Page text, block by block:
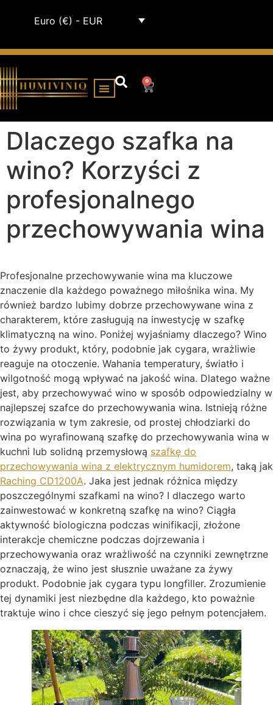
Euro (€) - EUR
0
Dlaczego szafka na
wino? Korzyści z
profesjonalnego
przechowywania wina
Profesjonalne przechowywanie wina ma kluczowe
znaczenie dla każdego poważnego miłośnika wina. My
również bardzo lubimy dobrze przechowywane wina z
charakterem, które zasługują na inwestycję w szafkę
klimatyczną na wino. Poniżej wyjaśniamy dlaczego? Wino
to żywy produkt, który, podobnie jak cygara, wrażliwie
reaguje na otoczenie. Wahania temperatury, światło i
wilgotność mogą wpływać na jakość wina. Dlatego ważne
jest, aby przechowywać wino w sposób odpowiedzialny w
najlepszej szafce do przechowywania wina. Istnieją różne
rozwiązania w tym zakresie, od prostej chłodziarki do
wina po wyrafinowaną szafkę do przechowywania wina w
kuchni lub solidną przemysłową szafkę do
przechowywania wina z elektrycznym humidorem, taką jak
Raching CD1200A. Jaka jest jednak różnica między
poszczególnymi szafkami na wino? I dlaczego warto
zainwestować w konkretną szafkę na wino? Ciągła
aktywność biologiczna podczas winifikacji, złożone
interakcje chemiczne podczas dojrzewania i
przechowywania oraz wrażliwość na czynniki zewnętrzne
oznaczają, że wino jest słusznie uważane za żywy
produkt. Podobnie jak cygara typu longfiller. Zrozumienie
tej dynamiki jest niezbędne dla każdego, kto poważnie
traktuje wino i chce cieszyć się jego pełnym potencjałem.